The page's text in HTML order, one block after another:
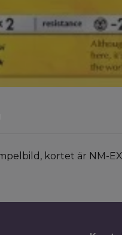
kortet är NM-